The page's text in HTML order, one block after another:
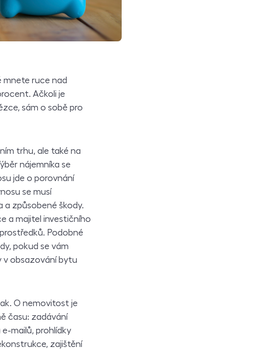
mnete ruce nad
Ačkoli je
sám o sobě pro
trhu, ale také na
nájemníka se
jde o porovnání
se musí
a způsobené škody.
a majitel investičního
Podobné
pokud se vám
v obsazování bytu
O nemovitost je
času: zadávání
mailů, prohlídky
zajištění